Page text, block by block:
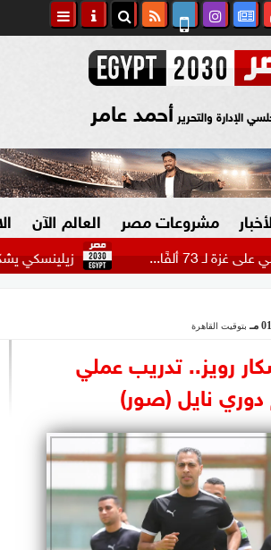
الإدارة والتحرير أحمد عامر
السياسة
مشروعات مصر العالم الآن
زيلينسكي يشكر مجلس
مـ بتوقيت القاهرة
رويز.. تدريب عملي
نايل (صور)